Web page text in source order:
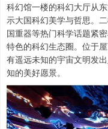
科幻馆一楼的科幻大厅从
示大国科幻美学与哲思。
国重器等热门科学话题紧
特色的科幻生态圈。位于
有遥远未知的宇宙文明发
知的美好愿景。